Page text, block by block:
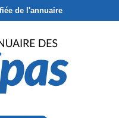
de l'annuaire